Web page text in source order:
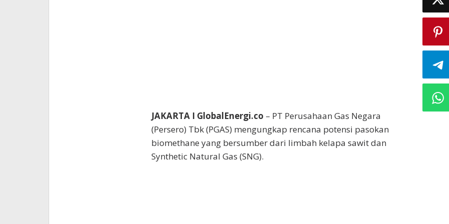
JAKARTA I GlobalEnergi.co – PT Perusahaan Gas Negara
(Persero) Tbk (PGAS) mengungkap rencana potensi pasokan
biomethane yang bersumber dari limbah kelapa sawit dan
Synthetic Natural Gas (SNG).